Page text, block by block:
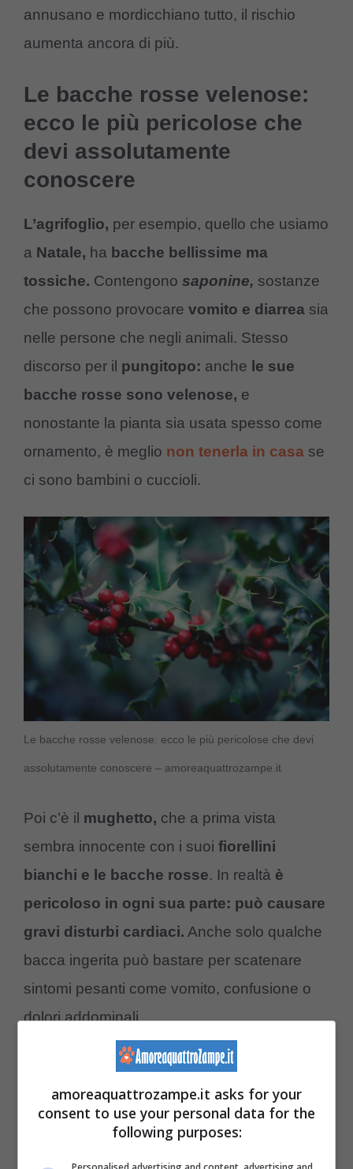
annusano e mordicchiano tutto, il rischio
aumenta ancora di più.
Le bacche rosse velenose:
ecco le più pericolose che
devi assolutamente
conoscere
L’agrifoglio, per esempio, quello che usiamo
a Natale, ha bacche bellissime ma
tossiche. Contengono saponine, sostanze
che possono provocare vomito e diarrea sia
nelle persone che negli animali. Stesso
discorso per il pungitopo: anche le sue
bacche rosse sono velenose, e
nonostante la pianta sia usata spesso come
ornamento, è meglio non tenerla in casa se
ci sono bambini o cuccioli.
Le bacche rosse velenose: ecco le più pericolose che devi
assolutamente conoscere – amoreaquattrozampe.it
Poi c’è il mughetto, che a prima vista
sembra innocente con i suoi fiorellini
bianchi e le bacche rosse. In realtà è
pericoloso in ogni sua parte: può causare
gravi disturbi cardiaci. Anche solo qualche
bacca ingerita può bastare per scatenare
sintomi pesanti come vomito, confusione o
dolori addominali.
belladonnainvece è ancora più
insidiosa:poche bacche possono essere
letali per un bambino.
amoreaquattrozampe.it asks for your
consent to use your personal data for the
following purposes: